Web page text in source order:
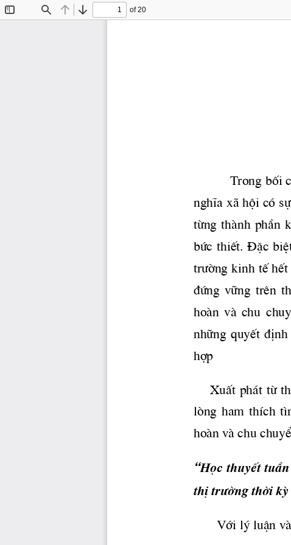
Find Previous
Next
of 20
Trong bèi
nghÜa x· héi cã
tõng  thμnh  phÇn
bøc thiÕt. §Æc
tr­êng kinh tÕ
®øng  v÷ng  trªn
hoμn  vμ  chu
nh÷ng quyÕt
hîp
XuÊt ph ̧t tõ
lßng  ham  thÝch
hoμn vμ chu
“Häc thuyÕt
thÞ tr­êng thêi kú
Víi lý luËn